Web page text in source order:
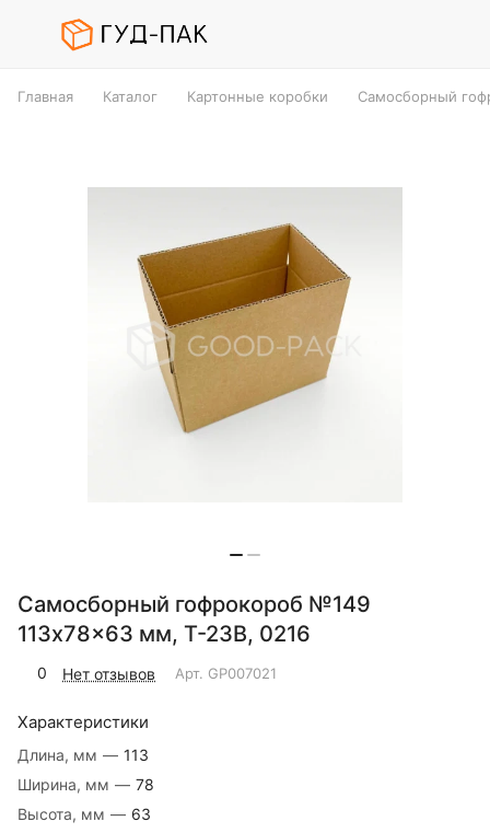
Главная Каталог Картонные коробки Самосборный
Самосборный гофрокороб №149
113x78x63 мм, Т-23В, 0216
0 Нет отзывов Арт. GP007021
Характеристики
Длина, мм — 113
Ширина, мм — 78
Высота, мм — 63